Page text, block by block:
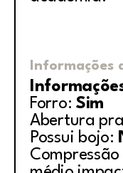
Informações
Forro: Sim
Abertura
Possui bojo: